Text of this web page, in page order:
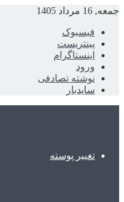
جمعه, 16 مرداد 1405
فیسبوک
پینتریست
اینستاگرام
ورود
نوشته تصادفی
سایدبار
تغییر پوسته